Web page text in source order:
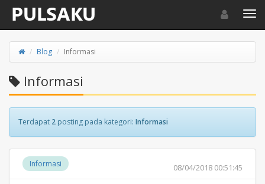
Toggle
Blog Informasi
Informasi
Terdapat 2 posting pada kategori: Informasi
Informasi 08/04/2018 00:51:45